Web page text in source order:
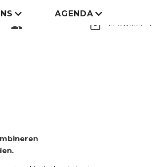
group mail_outline NIEUWSBRIEF
AGENDA